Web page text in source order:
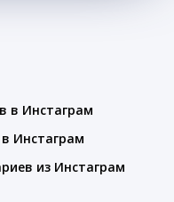
в Инстаграм
Инстаграм
из Инстаграм